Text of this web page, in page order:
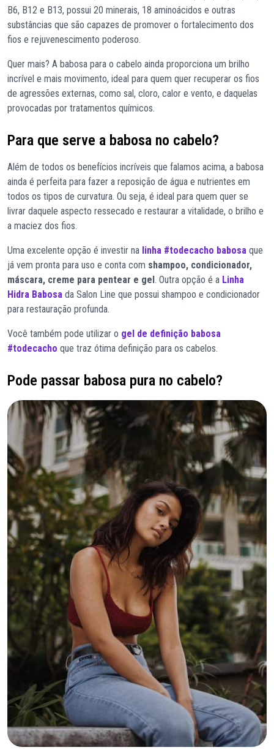
B6, B12 e B13, possui 20 minerais, 18 aminoácidos e outras
substâncias que são capazes de promover o fortalecimento dos
fios e rejuvenescimento poderoso.
Quer mais? A babosa para o cabelo ainda proporciona um brilho
incrível e mais movimento, ideal para quem quer recuperar os fios
de agressões externas, como sal, cloro, calor e vento, e daquelas
provocadas por tratamentos químicos.
Para que serve a babosa no cabelo?
Além de todos os benefícios incríveis que falamos acima, a babosa
ainda é perfeita para fazer a reposição de água e nutrientes em
todos os tipos de curvatura. Ou seja, é ideal para quem quer se
livrar daquele aspecto ressecado e restaurar a vitalidade, o brilho e
a maciez dos fios.
Uma excelente opção é investir na linha #todecacho babosa que
já vem pronta para uso e conta com shampoo, condicionador,
máscara, creme para pentear e gel. Outra opção é a Linha
Hidra Babosa da Salon Line que possui shampoo e condicionador
para restauração profunda.
Você também pode utilizar o gel de definição babosa
#todecacho que traz ótima definição para os cabelos.
Pode passar babosa pura no cabelo?